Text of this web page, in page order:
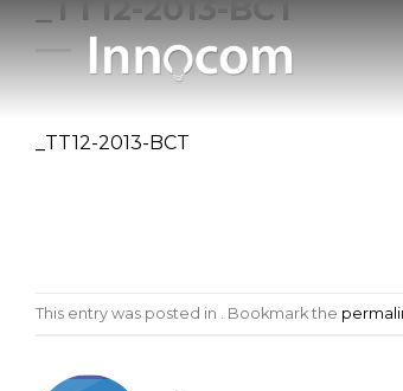
_TT12-2013-BCT
_TT12-2013-BCT
This entry was posted in . Bookmark the